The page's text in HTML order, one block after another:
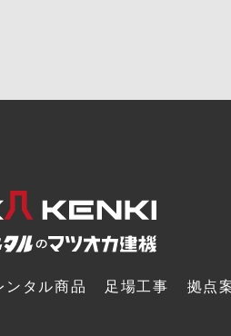
ンタル商品 足場工事 拠点